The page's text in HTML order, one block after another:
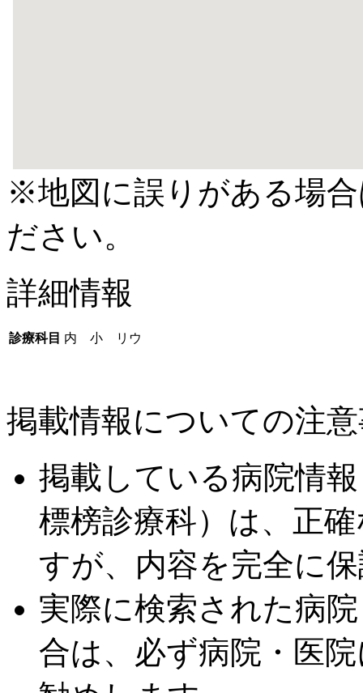
※地図に誤りがある場
ださい。
詳細情報
診療科目 内 小 リウ
掲載情報についての注
掲載している病院情
標榜診療科）は、正
すが、内容を完全に
実際に検索された病
合は、必ず病院・医